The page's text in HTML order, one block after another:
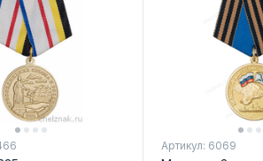
Артикул: 6069